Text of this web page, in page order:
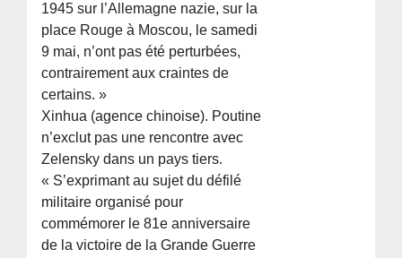
1945 sur l’Allemagne nazie, sur la
place Rouge à Moscou, le samedi
9 mai, n’ont pas été perturbées,
contrairement aux craintes de
certains. »
Xinhua (agence chinoise). Poutine
n’exclut pas une rencontre avec
Zelensky dans un pays tiers.
« S’exprimant au sujet du défilé
militaire organisé pour
commémorer le 81e anniversaire
de la victoire de la Grande Guerre